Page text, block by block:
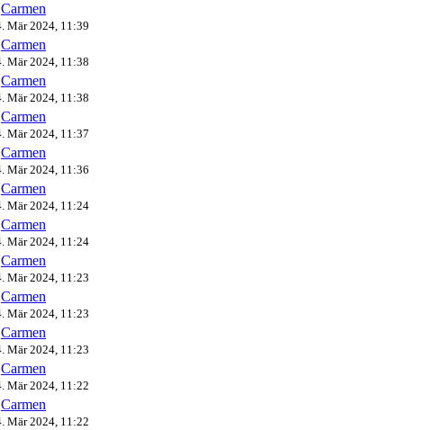
Carmen
Mär 2024, 11:39
Carmen
Mär 2024, 11:38
Carmen
Mär 2024, 11:38
Carmen
Mär 2024, 11:37
Carmen
Mär 2024, 11:36
Carmen
Mär 2024, 11:24
Carmen
Mär 2024, 11:24
Carmen
Mär 2024, 11:23
Carmen
Mär 2024, 11:23
Carmen
Mär 2024, 11:23
Carmen
Mär 2024, 11:22
Carmen
Mär 2024, 11:22